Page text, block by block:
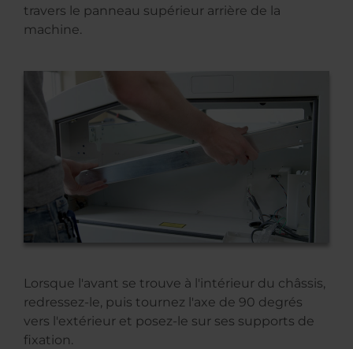
travers le panneau supérieur arrière de la
machine.
Lorsque l'avant se trouve à l'intérieur du châssis,
redressez-le, puis tournez l'axe de 90 degrés
vers l'extérieur et posez-le sur ses supports de
fixation.